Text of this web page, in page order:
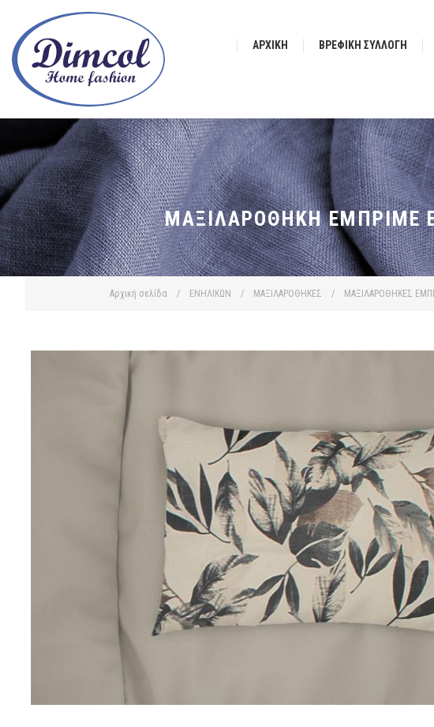
ΑΡΧΙΚΉ ΒΡΕΦΙΚΗ ΣΥΛΛΟΓΗ
Αρχική σελίδα / ΕΝΗΛΙΚΩΝ / ΜΑΞΙΛΑΡΟΘΗΚΕΣ / ΜΑΞΙΛΑΡΟΘΗΚΕΣ
ΜΑΞΙΛΑΡΟΘΉΚΗ ΕΜΠΡΙΜΈ